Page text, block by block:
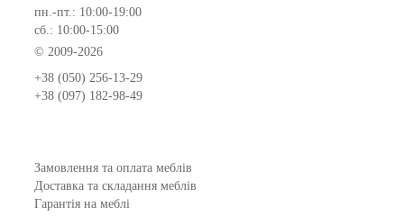
пн.-пт.: 10:00-19:00
сб.: 10:00-15:00
© 2009-2026
+38 (050) 256-13-29
+38 (097) 182-98-49
Замовлення та оплата меблів
Доставка та складання меблів
Гарантія на меблі